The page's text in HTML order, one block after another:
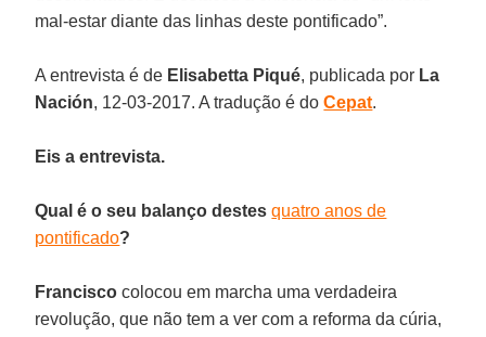
mal-estar diante das linhas deste pontificado”.
A entrevista é de Elisabetta Piqué, publicada por La
Nación, 12-03-2017. A tradução é doCepat.
Eis a entrevista.
Qual é o seu balanço destesquatro anos de
pontificado?
Francisco colocou em marcha uma verdadeira
revolução, que não tem a ver com a reforma da cúria,